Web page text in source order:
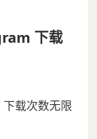
下载
载次数无限